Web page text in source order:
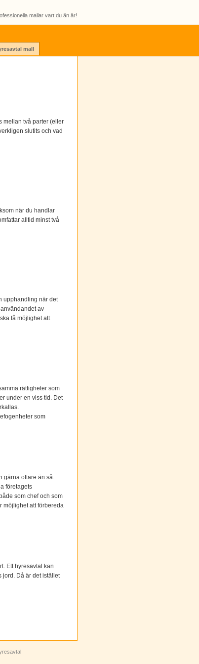
mallar vart du än är!
mall
mellan två parter (eller
slutits och vad
när du handlar
alltid minst två
upphandling när det
av
få möjlighet att
rättigheter som
under en viss tid. Det
som
gärna oftare än så.
företagets
som chef och som
möjlighet att förbereda
Ett hyresavtal kan
jord. Då är det istället